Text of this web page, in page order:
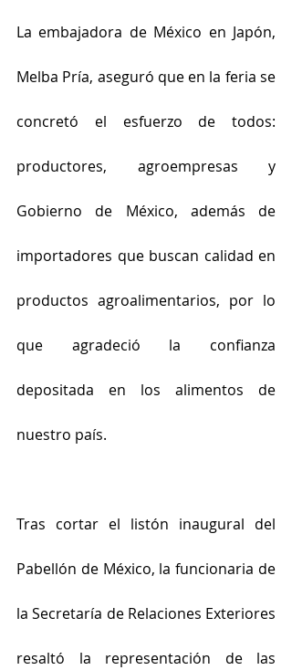
La embajadora de México en Japón,
Melba Pría, aseguró que en la feria se
concretó el esfuerzo de todos:
productores, agroempresas y
Gobierno de México, además de
importadores que buscan calidad en
productos agroalimentarios, por lo
que agradeció la confianza
depositada en los alimentos de
nuestro país.
Tras cortar el listón inaugural del
Pabellón de México, la funcionaria de
la Secretaría de Relaciones Exteriores
resaltó la representación de las